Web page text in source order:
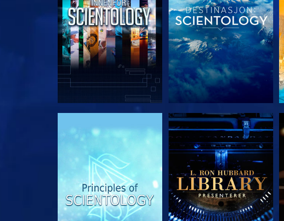
UTFORSK SERIEN UTFORSK SERIEN